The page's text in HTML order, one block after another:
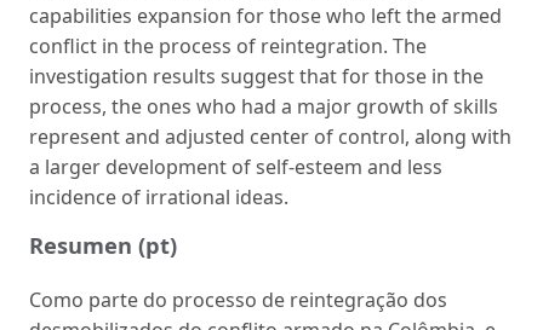
capabilities expansion for those who left the armed
conflict in the process of reintegration. The
investigation results suggest that for those in the
process, the ones who had a major growth of skills
represent and adjusted center of control, along with
a larger development of self-esteem and less
incidence of irrational ideas.
Resumen (pt)
Como parte do processo de reintegração dos